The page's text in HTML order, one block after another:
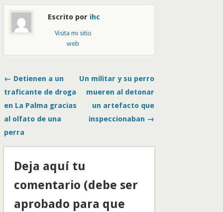
Escrito por ihc
Visita mi sitio
web
← Detienen a un
traficante de droga
en La Palma gracias
al olfato de una
perra
Un militar y su perro
mueren al detonar
un artefacto que
inspeccionaban →
Deja aquí tu
comentario (debe ser
aprobado para que